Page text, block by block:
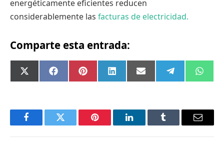
energéticamente eficientes reducen
considerablemente las facturas de electricidad.
Comparte esta entrada:
Compartir
en
X
(Twitter)
Compartir
en
FacebookCompartir
en
PinterestCompartir
en
LinkedInCompartir
en
Email Compartir
en
Telegram
en
FacebookTwitter Pinterest LinkedInTumblr Email